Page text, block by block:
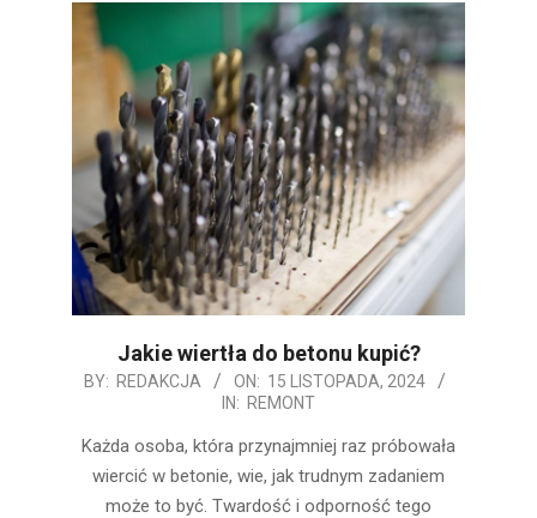
Jakie wiertła do betonu kupić?
2024-
15
BY: REDAKCJA ON: 15 LISTOPADA, 2024
IN: REMONT
Każda osoba, która przynajmniej raz próbowała
wiercić w betonie, wie, jak trudnym zadaniem
może to być. Twardość i odporność tego